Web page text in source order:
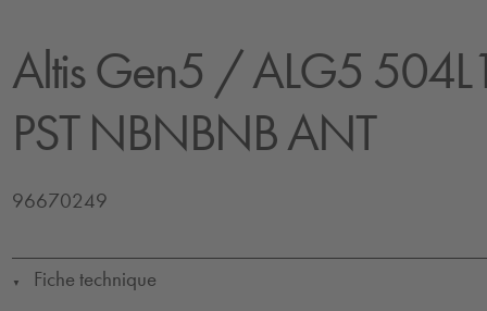
Altis Gen5 / ALG5
PST NBNBNB ANT
96670249
▼
Fiche technique